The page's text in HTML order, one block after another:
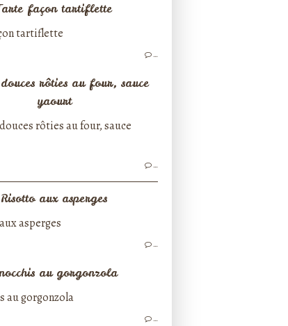
façon tartiflette
…
rôties au four, sauce
yaourt
…
Risotto aux asperges
…
au gorgonzola
…